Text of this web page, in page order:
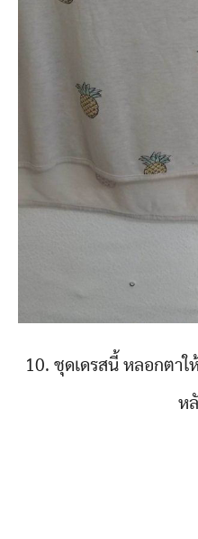
10. ชุดเดรสนี้ หลอกตาใ
ห